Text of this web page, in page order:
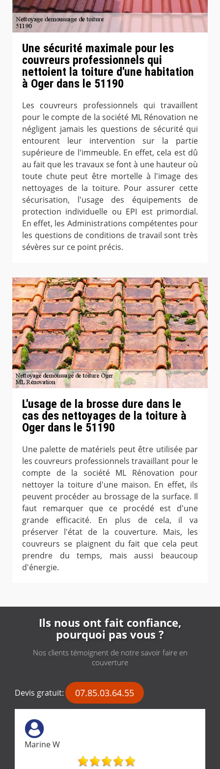
Une sécurité maximale pour les
couvreurs professionnels qui
nettoient la toiture d'une habitation
à Oger dans le 51190
Les couvreurs professionnels qui travaillent
pour le compte de la société ML Rénovation ne
négligent jamais les questions de sécurité qui
entourent leur intervention sur la partie
supérieure de l'immeuble. En effet, cela est dû
au fait que les travaux se font à une hauteur où
toute chute peut être mortelle à l'image des
nettoyages de la toiture. Pour assurer cette
sécurisation, l'usage des équipements de
protection individuelle ou EPI est primordial.
En effet, les Administrations compétentes pour
les questions de conditions de travail sont très
sévères sur ce point précis.
L'usage de la brosse dure dans le
cas des nettoyages de la toiture à
Oger dans le 51190
Une palette de matériels peut être utilisée par
les couvreurs professionnels travaillant pour le
compte de la société ML Rénovation pour
nettoyer la toiture d'une maison. En effet, ils
peuvent procéder au brossage de la surface. Il
faut remarquer que ce procédé est d'une
grande efficacité. En plus de cela, il va
préserver l'état de la couverture. Mais, les
couvreurs se plaignent du fait que cela peut
prendre du temps, mais aussi beaucoup
d'énergie.
Ils nous ont fait confiance,
pourquoi pas vous ?
Nos clients témoignent de notre savoir faire en
couverture
Devis gratuit: 07.85.03.64.55
Marine W